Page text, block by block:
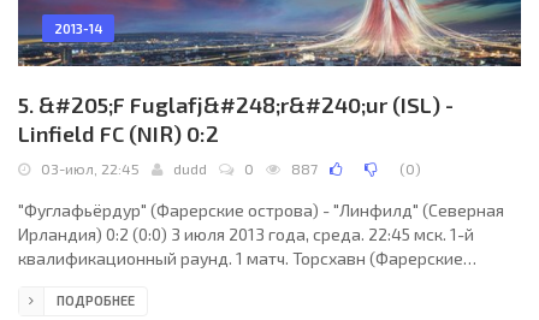
2013-14
5. &#205;F Fuglafj&#248;r&#240;ur (ISL) -
Linfield FC (NIR) 0:2
03-июл, 22:45 dudd 0 887 (0)
"Фуглафьёрдур" (Фарерские острова) - "Линфилд" (Северная
Ирландия) 0:2 (0:0) 3 июля 2013 года, среда. 22:45 мск. 1-й
квалификационный раунд. 1 матч. Торсхавн (Фарерские
Ануфриев (Рига, Латвия), Алексей Спасенников, Роман
ПОДРОБНЕЕ